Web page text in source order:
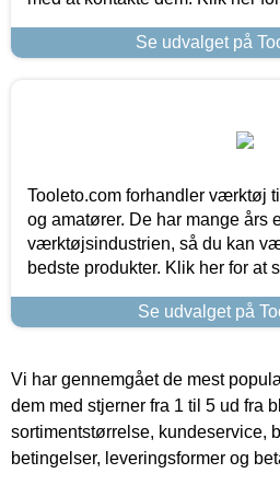
Se udvalget på
Tooleto.com forhandler værktøj
og amatører. De har mange års
værktøjsindustrien, så du kan
bedste produkter. Klik her for at
Se udvalget på
Vi har gennemgået de mest
dem med stjerner fra 1 til 5 ud fra
sortimentstørrelse, kundeservice,
betingelser, leveringsformer og